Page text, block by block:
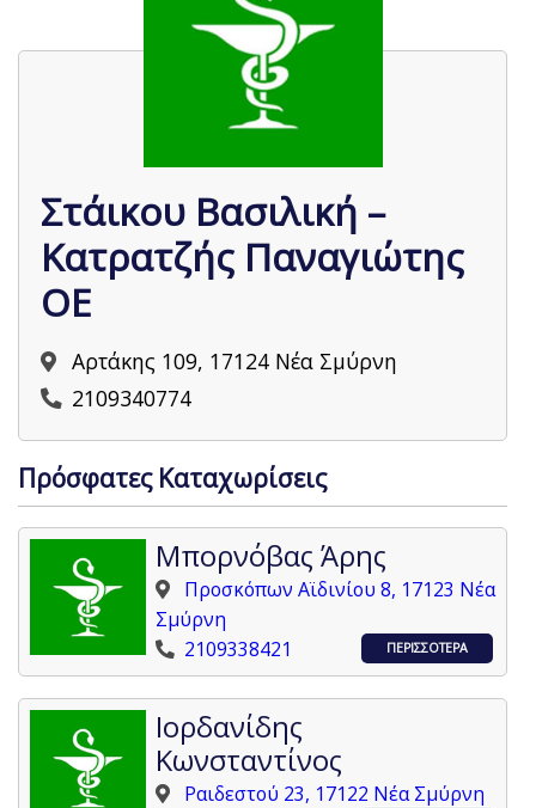
Στάικου Βασιλική –
Κατρατζής Παναγιώτης
ΟΕ
Αρτάκης 109, 17124 Νέα Σμύρνη
2109340774
Πρόσφατες Καταχωρίσεις
Μπορνόβας Άρης
Προσκόπων Αϊδινίου 8, 17123 Νέα
Σμύρνη
2109338421
ΠΕΡΙΣΣΟΤΕΡΑ
Ιορδανίδης
Κωνσταντίνος
Ραιδεστού 23, 17122 Νέα Σμύρνη